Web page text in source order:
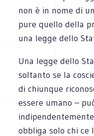
non è in nome di
pure quello della
una legge dello
Una legge dello
soltanto se la
di chiunque
essere umano –
obbliga solo chi ce